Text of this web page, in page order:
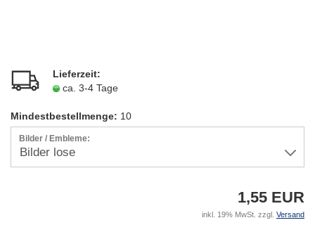
Lieferzeit:
ca. 3-4 Tage
Mindestbestellmenge: 10
Bilder / Embleme:
1,55 EUR
inkl. 19% MwSt. zzgl. Versand